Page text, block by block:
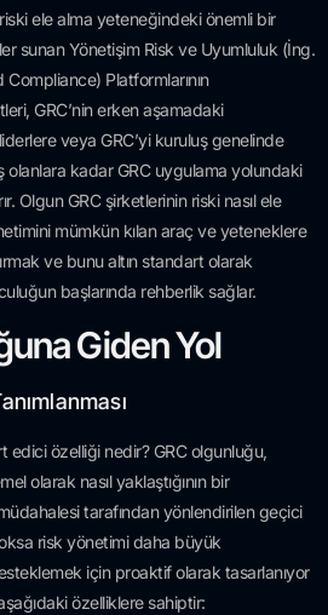
ele alma yeteneğindeki önemli bir
sunan Yönetişim Risk ve Uyumluluk (İng.
Platformlarının
GRC’nin erken aşamadaki
veya GRC’yi kuruluş genelinde
kadar GRC uygulama yolundaki
Olgun GRC şirketlerinin riski nasıl ele
mümkün kılan araç ve yeteneklere
ve bunu altın standart olarak
başlarında rehberlik sağlar.
Giden Yol
edici özelliği nedir? GRC olgunluğu,
olarak nasıl yaklaştığının bir
tarafından yönlendirilen geçici
risk yönetimi daha büyük
için proaktif olarak tasarlanıyor
özelliklere sahiptir: